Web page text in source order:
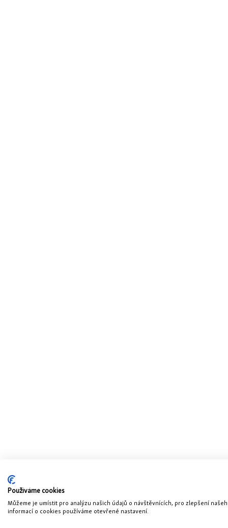
Používáme cookies
Můžeme je umístit pro analýzu našich údajů o návštěvnících, pro zlepšení
informací o cookies používáme otevřené nastavení.